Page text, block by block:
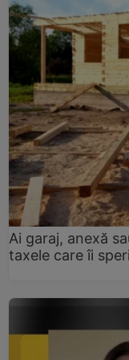
Ai garaj, anexă
taxele care îi